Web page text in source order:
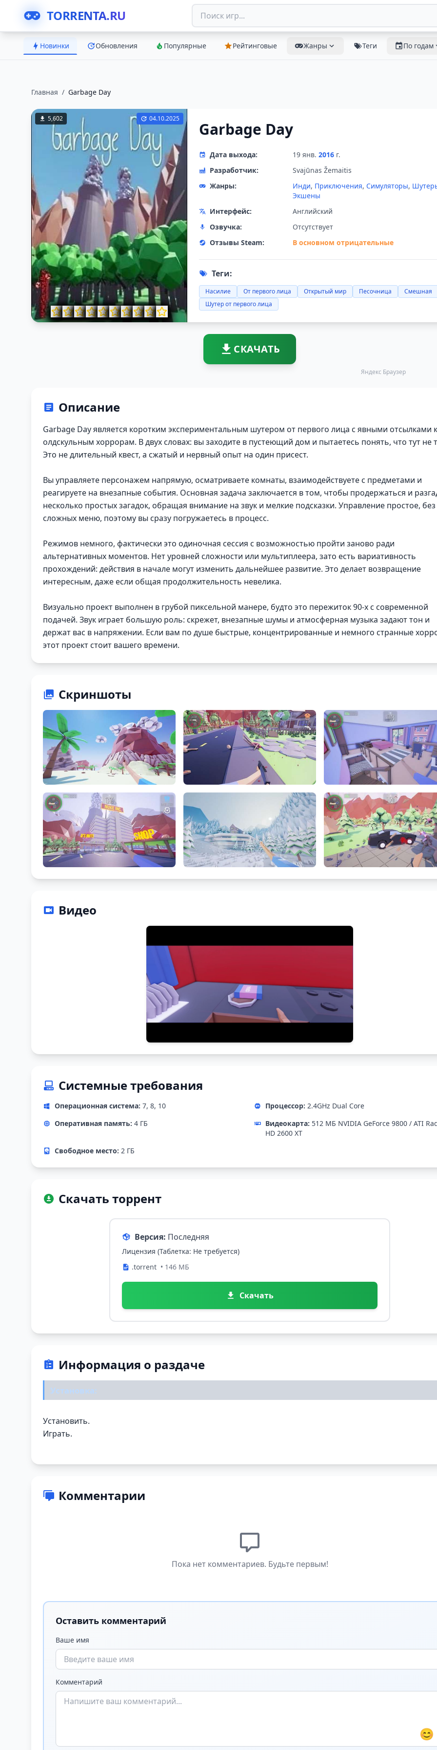
TORRENTA.RU
Новинки Обновления Популярные Рейтинговые Жанры Теги По годам
Главная / Garbage Day
5,602 04.10.2025
Garbage Day
Дата выхода: 19 янв. 2016 г.
Разработчик:
Svajūnas Žemaitis
Жанры:
Инди, Приключения, Симуляторы,
Экшены
Интерфейс:
Английский
Озвучка:
Отсутствует
Отзывы Steam:
В основном отрицательные
Теги:
Насилие От первого лица Открытый мир Песочница
Смешная
Шутер от первого лица
СКАЧАТЬ
Яндекс Браузер
Описание
Garbage Day является коротким экспериментальным шутером от первого лица с явными отсылками к
олдскульным хоррорам. В двух словах: вы заходите в пустеющий дом и пытаетесь понять, что тут не
Это не длительный квест, а сжатый и нервный опыт на один присест.
Вы управляете персонажем напрямую, осматриваете комнаты, взаимодействуете с предметами и
реагируете на внезапные события. Основная задача заключается в том, чтобы продержаться и
несколько простых загадок, обращая внимание на звук и мелкие подсказки. Управление простое, без
сложных меню, поэтому вы сразу погружаетесь в процесс.
Режимов немного, фактически это одиночная сессия с возможностью пройти заново ради
альтернативных моментов. Нет уровней сложности или мультиплеера, зато есть вариативность
прохождений: действия в начале могут изменить дальнейшее развитие. Это делает возвращение
интересным, даже если общая продолжительность невелика.
Визуально проект выполнен в грубой пиксельной манере, будто это пережиток 90-х с современной
подачей. Звук играет большую роль: скрежет, внезапные шумы и атмосферная музыка задают тон и
держат вас в напряжении. Если вам по душе быстрые, концентрированные и немного странные
этот проект стоит вашего времени.
Скриншоты
Видео
Системные требования
Операционная система: 7, 8, 10 Процессор: 2.4GHz Dual Core
Оперативная память: 4 ГБ Видеокарта: 512 МБ NVIDIA GeForce 9800 / ATI
HD 2600 XT
Свободное место: 2 ГБ
Скачать торрент
Версия: Последняя
Лицензия (Таблетка: Не требуется)
.torrent • 146 МБ
Скачать
Информация о раздаче
Установка:
Установить.
Играть.
Комментарии
Пока нет комментариев. Будьте первым!
Оставить комментарий
Ваше имя
Комментарий
😊